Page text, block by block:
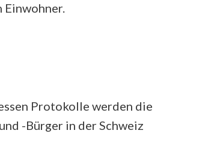
Einwohner.
Protokolle werden die
-Bürger in der Schweiz